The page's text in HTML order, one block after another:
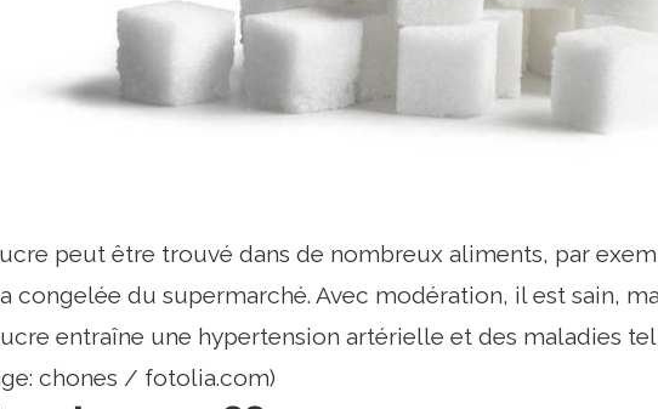
peut être trouvé dans de nombreux aliments, par
congelée du supermarché. Avec modération, il est sain,
entraîne une hypertension artérielle et des maladies
chones / fotolia.com)